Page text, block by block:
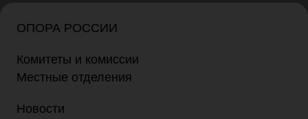
ОПОРА РОССИИ
Комитеты и комиссии
Местные отделения
Новости